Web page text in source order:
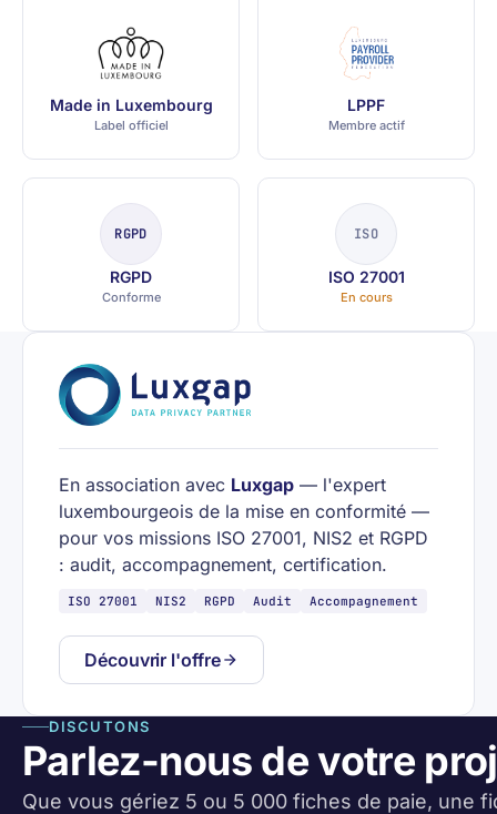
Made in Luxembourg
Label officiel
LPPF
Membre actif
RGPD
RGPD
Conforme
ISO
ISO 27001
En cours
En association avec Luxgap — l'expert
luxembourgeois de la mise en conformité —
pour vos missions ISO 27001, NIS2 et RGPD
: audit, accompagnement, certification.
ISO 27001 NIS2 RGPD Audit Accompagnement
Découvrir l'offre
DISCUTONS
Parlez-nous de votre
Que vous gériez 5 ou 5 000 fiches de paie, une